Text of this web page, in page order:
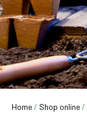
Home / Shop online /